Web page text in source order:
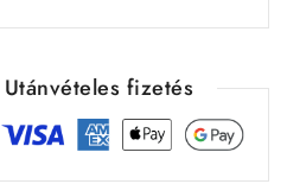
fizetés